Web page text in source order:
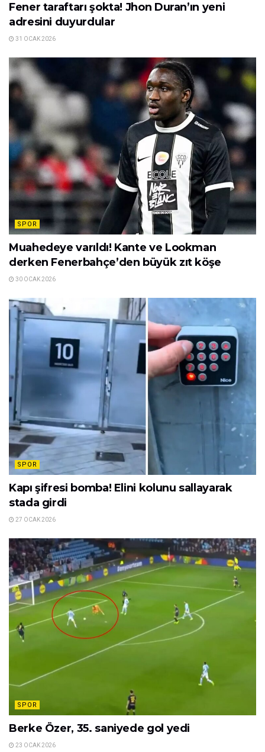
Fener taraftarı şokta! Jhon Duran’ın yeni
adresini duyurdular
31 OCAK 2026
SPOR
Muahedeye varıldı! Kante ve Lookman
derken Fenerbahçe’den büyük zıt köşe
30 OCAK 2026
SPOR
Kapı şifresi bomba! Elini kolunu sallayarak
stada girdi
27 OCAK 2026
SPOR
Berke Özer, 35. saniyede gol yedi
23 OCAK 2026